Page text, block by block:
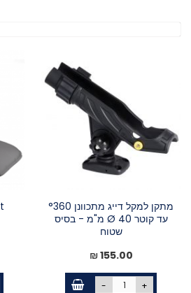
מתקן למקל דייג מתכוונן °360
עד קוטר 40 Ø מ"מ - בסיס
שטוח
155.00 ₪
- +